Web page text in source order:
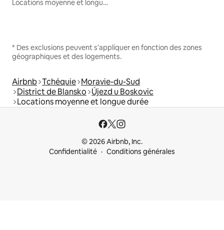
Locations moyenne et longue durée
* Des exclusions peuvent s'appliquer en fonction des zones
géographiques et des logements.
Airbnb Tchéquie Moravie-du-Sud
District de Blansko Újezd u Boskovic
Locations moyenne et longue durée
© 2026 Airbnb, Inc.
Confidentialité
Conditions générales